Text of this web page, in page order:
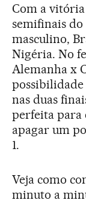
Com a
semifinais
masculino,
Nigéria. No
Alemanha x
nas duas
perfeita
apagar um
1.
Veja como
minuto a